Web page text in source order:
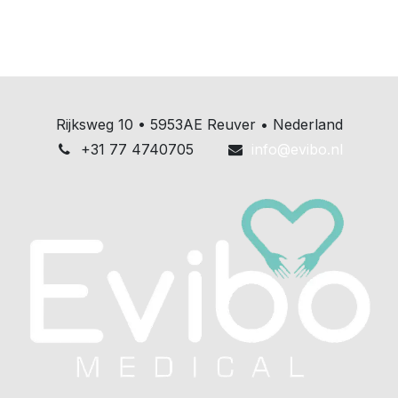
Rijksweg 10 • 5953AE Reuver • Nederland
+31 77 4740705
info@evibo.nl